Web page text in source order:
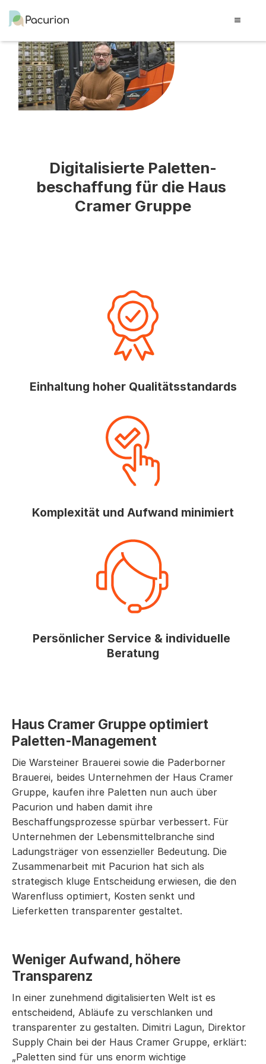
Digitalisierte Paletten-
beschaffung für die Haus
Cramer Gruppe
Einhaltung hoher Qualitätsstandards
Komplexität und Aufwand minimiert
Persönlicher Service & individuelle
Beratung
Haus Cramer Gruppe optimiert
Paletten-Management
Die Warsteiner Brauerei sowie die Paderborner
Brauerei, beides Unternehmen der Haus Cramer
Gruppe, kaufen ihre Paletten nun auch über
Pacurion und haben damit ihre
Beschaffungsprozesse spürbar verbessert. Für
Unternehmen der Lebensmittelbranche sind
Ladungsträger von essenzieller Bedeutung. Die
Zusammenarbeit mit Pacurion hat sich als
strategisch kluge Entscheidung erwiesen, die den
Warenfluss optimiert, Kosten senkt und
Lieferketten transparenter gestaltet.
Weniger Aufwand, höhere
Transparenz
In einer zunehmend digitalisierten Welt ist es
entscheidend, Abläufe zu verschlanken und
transparenter zu gestalten. Dimitri Lagun, Direktor
Supply Chain bei der Haus Cramer Gruppe, erklärt:
„Paletten sind für uns enorm wichtige